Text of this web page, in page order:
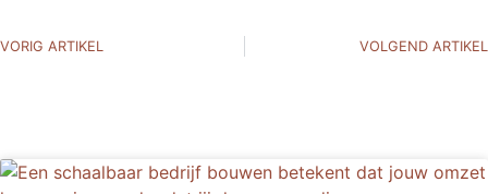
VORIG ARTIKEL VOLGEND ARTIKEL